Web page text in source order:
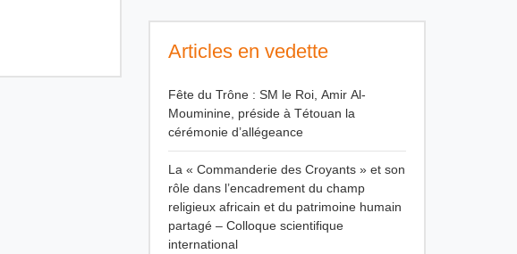
Articles en vedette
Fête du Trône : SM le Roi, Amir Al-
Mouminine, préside à Tétouan la
cérémonie d’allégeance
La « Commanderie des Croyants » et son
rôle dans l’encadrement du champ
religieux africain et du patrimoine humain
partagé – Colloque scientifique
international